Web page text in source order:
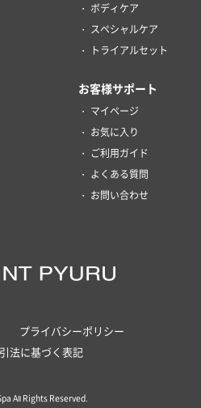
ボディケア
スペシャルケア
トライアルセット
お客様サポート
マイページ
お気に入り
ご利用ガイド
よくある質問
お問い合わせ
プライバシーポリシー
法に基づく表記
All Rights Reserved.